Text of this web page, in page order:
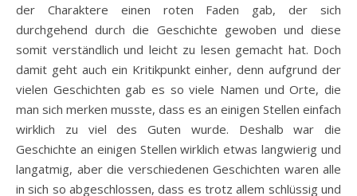
der Charaktere einen roten Faden gab, der sich
durchgehend durch die Geschichte gewoben und diese
somit verständlich und leicht zu lesen gemacht hat. Doch
damit geht auch ein Kritikpunkt einher, denn aufgrund der
vielen Geschichten gab es so viele Namen und Orte, die
man sich merken musste, dass es an einigen Stellen einfach
wirklich zu viel des Guten wurde. Deshalb war die
Geschichte an einigen Stellen wirklich etwas langwierig und
langatmig, aber die verschiedenen Geschichten waren alle
in sich so abgeschlossen, dass es trotz allem schlüssig und